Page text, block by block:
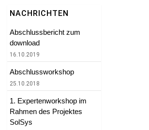
NACHRICHTEN
Abschlussbericht zum
download
16.10.2019
Abschlussworkshop
25.10.2018
1. Expertenworkshop im
Rahmen des Projektes
SolSys